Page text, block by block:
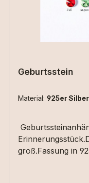
Geburtsstein
Material: 925er
groß.Fassung in